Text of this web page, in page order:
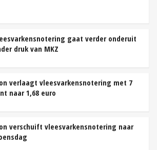
gaat verder onderuit
druk van MKZ
verlaagt vleesvarkensnotering met 7
naar 1,68 euro
verschuift vleesvarkensnotering naar